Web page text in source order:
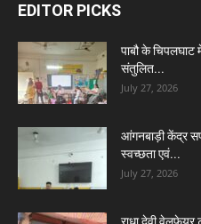
EDITOR PICKS
पाबौ के चिपलघाट
संतुलित...
July 27, 2026
आंगनबाड़ी केंद्र
स्वच्छता एवं...
July 27, 2026